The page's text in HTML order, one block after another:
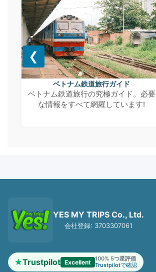
❮
ベトナム鉄道旅行ガイド
ベトナム鉄道旅行の究極ガイド。必要
な情報をすべて網羅しています!
YES MY TRIPS Co., Ltd.
会社登録: 3703307061
Trustpilot Excellent 100% 5つ星評価
Trustpilotで確認